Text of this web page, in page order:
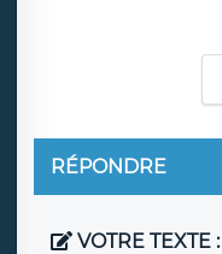
RÉPONDRE
VOTRE TEXTE :